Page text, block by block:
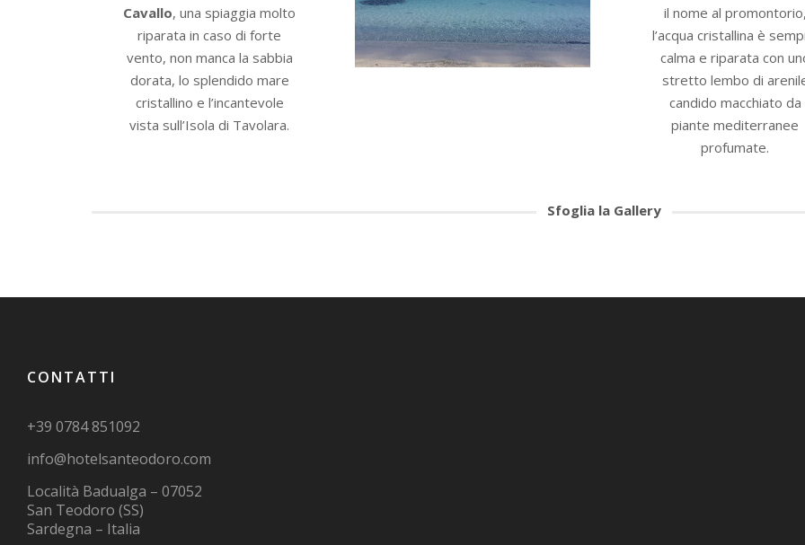
Cavallo, una spiaggia molto
riparata in caso di forte
vento, non manca la sabbia
dorata, lo splendido mare
cristallino e l’incantevole
vista sull’Isola di Tavolara.
il nome al
l’acqua cristallina è
calma e riparata con
stretto lembo di
candido macchiato da
piante mediterranee
profumate.
Sfoglia la Gallery
CONTATTI
+39 0784 851092
info@hotelsanteodoro.com
Località Badualga – 07052
San Teodoro (SS)
Sardegna – Italia